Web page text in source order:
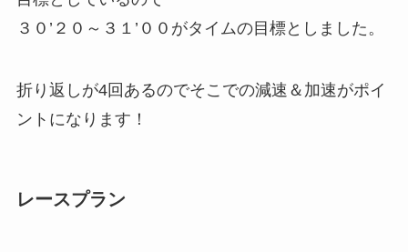
３０’２０～３１’００ がタイムの目標としました。
折り返しが4回あるのでそこでの減速＆加速がポイ
ントになります！
レースプラン